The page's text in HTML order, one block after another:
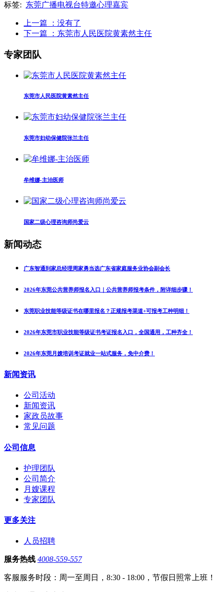
标签: 东莞广播电视台特邀心理嘉宾
上一篇
：没有了
下一篇
：东莞市人民医院黄素然主任
专家团队
东莞市人民医院黄素然主任
东莞市妇幼保健院张兰主任
牟维娜-主治医师
国家二级心理咨询师尚爱云
新闻动态
广东智通到家总经理周家勇当选广东省家庭服务业协会副会长
2026年东莞公共营养师报名入口｜公共营养师报考条件，附详细步骤！
东莞职业技能等级证书在哪里报名？正规报考渠道+可报考工种明细！
2026年东莞市职业技能等级证书考证报名入口，全国通用，工种齐全！
2026年东莞月嫂培训考证就业一站式服务，免中介费！
新闻资讯
公司活动
新闻资讯
家政员故事
常见问题
公司信息
护理团队
公司简介
月嫂课程
专家团队
更多关注
人员招聘
服务热线 4008-559-557
客服服务时段：周一至周日，8:30 - 18:00，节假日照常上班！